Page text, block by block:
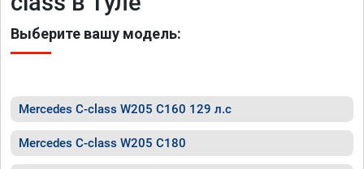
Выберите вашу модель:
Mercedes C-class W205 C160 129 л.с
Mercedes C-class W205 C180